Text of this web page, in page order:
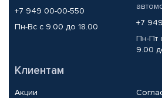
+7 949 00-00-550
Пн-Вс с 9.00 до 18.00
+7
Пн-Пт
9.00
Клиентам
Акции